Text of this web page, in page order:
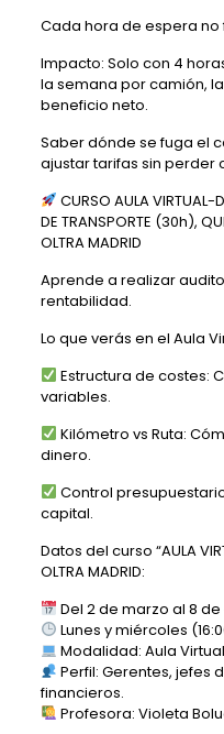
Cada hora de espera
Impacto: Solo con 4
la semana por camión,
beneficio neto.
Saber dónde se fuga el
ajustar tarifas sin perder
CURSO AULA VIRTUAL-
DE TRANSPORTE (30h),
OLTRA MADRID
Aprende a realizar
rentabilidad.
Lo que verás en el Aula
Estructura de costes:
variables.
Kilómetro vs Ruta:
dinero.
Control
capital.
Datos del curso “AULA
OLTRA MADRID:
Del 2 de marzo al 8
Lunes y miércoles
Modalidad: Aula
Perfil: Gerentes, jefes
financieros.
Profesora: Violeta